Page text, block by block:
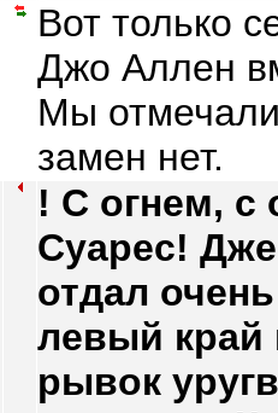
Вот только
Джо Аллен
Мы
замен нет.
! С огнем, с
Суарес!
отдал
левый
рывок